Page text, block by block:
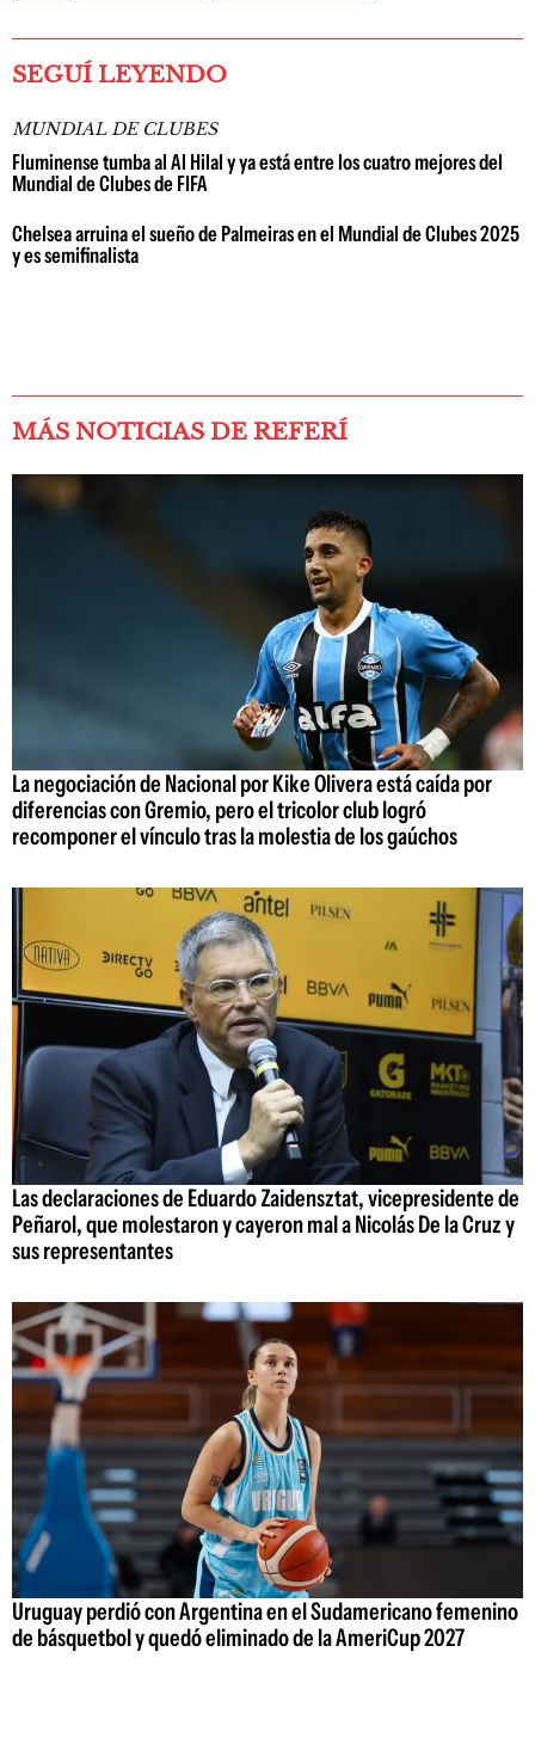
SEGUÍ LEYENDO
MUNDIAL DE CLUBES
Fluminense tumba al Al Hilal y ya está entre los cuatro mejores del
Mundial de Clubes de FIFA
Chelsea arruina el sueño de Palmeiras en el Mundial de Clubes 2025
y es semifinalista
MÁS NOTICIAS DE REFERÍ
La negociación de Nacional por Kike Olivera está caída por
diferencias con Gremio, pero el tricolor club logró
recomponer el vínculo tras la molestia de los gaúchos
Las declaraciones de Eduardo Zaidensztat, vicepresidente de
Peñarol, que molestaron y cayeron mal a Nicolás De la Cruz y
sus representantes
Uruguay perdió con Argentina en el Sudamericano femenino
de básquetbol y quedó eliminado de la AmeriCup 2027